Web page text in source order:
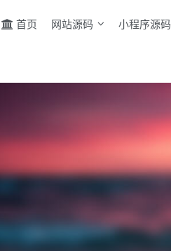
首页 网站源码 小程序源码